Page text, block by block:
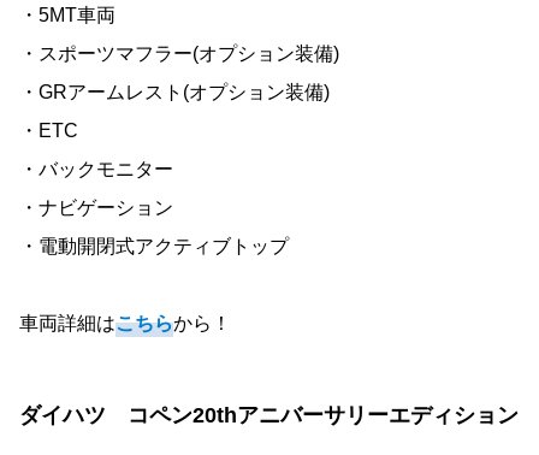
・5MT車両
・スポーツマフラー(オプション装備)
・GRアームレスト(オプション装備)
・ETC
・バックモニター
・ナビゲーション
・電動開閉式アクティブトップ
車両詳細はこちらから！
ダイハツ コペン20thアニバーサリーエディション